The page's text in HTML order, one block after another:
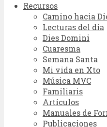
Recursos
Camino hacia
Lecturas del día
Dies Domini
Cuaresma
Semana Santa
Mi vida en Xto
Música MVC
Familiaris
Artículos
Manuales de
Publicaciones